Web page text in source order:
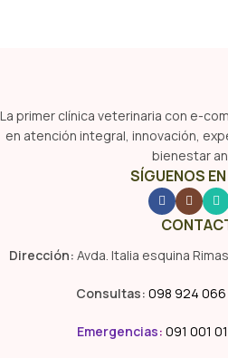
La primer clínica veterinaria con e-
en atención integral, innovación,
bienestar
SÍGUENOS
Dirección: Avda. Italia esquina
Consultas: 098 924 066
Emergencias: 091 001